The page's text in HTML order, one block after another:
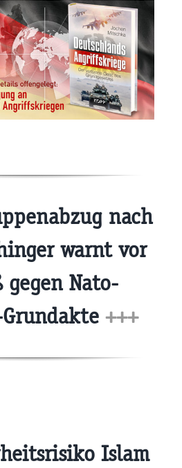
nach
warnt vor
gegen Nato-
+++
Islam